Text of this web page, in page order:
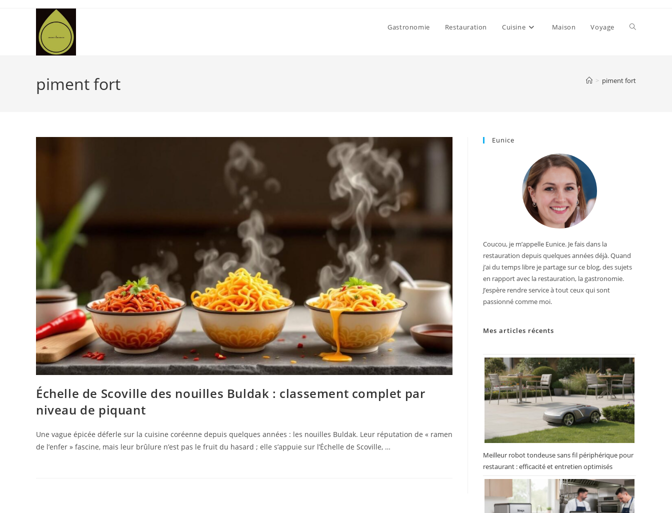
Gastronomie Restauration Cuisine Maison Voyage Toggle
piment fort > piment fort
Échelle de Scoville des nouilles Buldak : classement complet par
niveau de piquant
Une vague épicée déferle sur la cuisine coréenne depuis quelques années : les nouilles Buldak. Leur réputation de « ramen
de l’enfer » fascine, mais leur brûlure n’est pas le fruit du hasard ; elle s’appuie sur l’Échelle de Scoville, …
Eunice
Coucou, je m’appelle Eunice. Je fais dans la
restauration depuis quelques années déjà. Quand
j’ai du temps libre je partage sur ce blog, des sujets
en rapport avec la restauration, la gastronomie.
J’espère rendre service à tout ceux qui sont
passionné comme moi.
Mes articles récents
Meilleur robot tondeuse sans fil périphérique pour
restaurant : efficacité et entretien optimisés